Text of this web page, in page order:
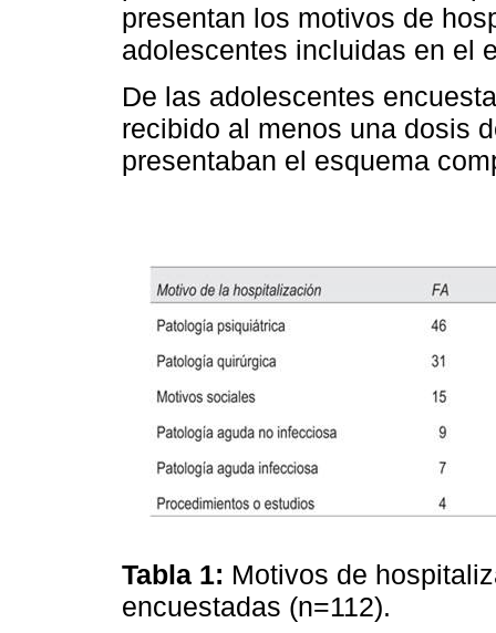
presentan los motivos de
adolescentes incluidas en el
De las adolescentes
recibido al menos una dosis
presentaban el esquema
Tabla 1: Motivos de
encuestadas (n=112).